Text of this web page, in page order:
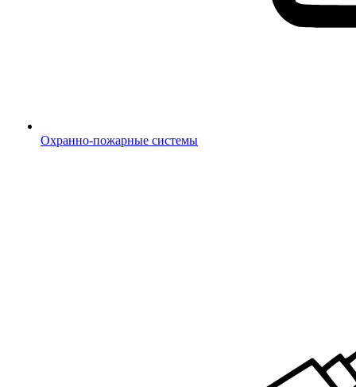
Охранно-пожарные системы